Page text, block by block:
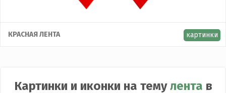
КРАСНАЯ ЛЕНТА картинки
Картинки и иконки на темулента в